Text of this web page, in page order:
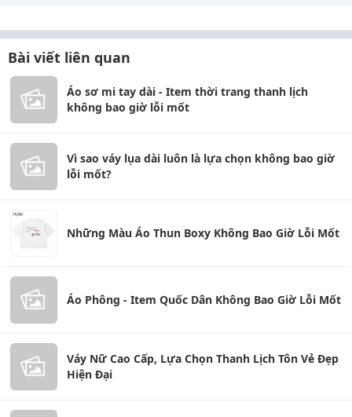
Bài viết liên quan
Áo sơ mi tay dài - Item thời trang thanh lịch
không bao giờ lỗi mốt
Vì sao váy lụa dài luôn là lựa chọn không bao giờ
lỗi mốt?
Những Màu Áo Thun Boxy Không Bao Giờ Lỗi Mốt
Áo Phông - Item Quốc Dân Không Bao Giờ Lỗi Mốt
Váy Nữ Cao Cấp, Lựa Chọn Thanh Lịch Tôn Vẻ Đẹp
Hiện Đại